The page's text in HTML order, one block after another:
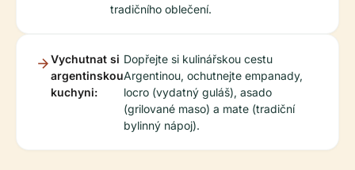
tradičního oblečení.
Vychutnat si
argentinskou
kuchyni:
Dopřejte si kulinářskou cestu
Argentinou, ochutnejte empanady,
locro (vydatný guláš), asado
(grilované maso) a mate (tradiční
bylinný nápoj).